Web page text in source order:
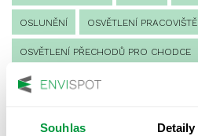
Souhlas Detaily
OSLUNĚNÍ OSVĚTLENÍ PRACOVIŠTĚ
OSVĚTLENÍ PŘECHODŮ PRO CHODCE
OSVĚTLENÍ SPORTOVIŠŤ